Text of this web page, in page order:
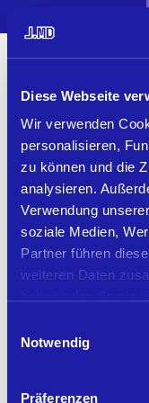
Diese Webseite
Wir verwenden
personalisieren,
zu können und die
analysieren.
Verwendung
soziale Medien,
Partner führen
weiteren Daten
Notwendig
Präferenzen